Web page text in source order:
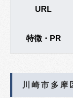
URL
特徴・PR
川崎市多摩